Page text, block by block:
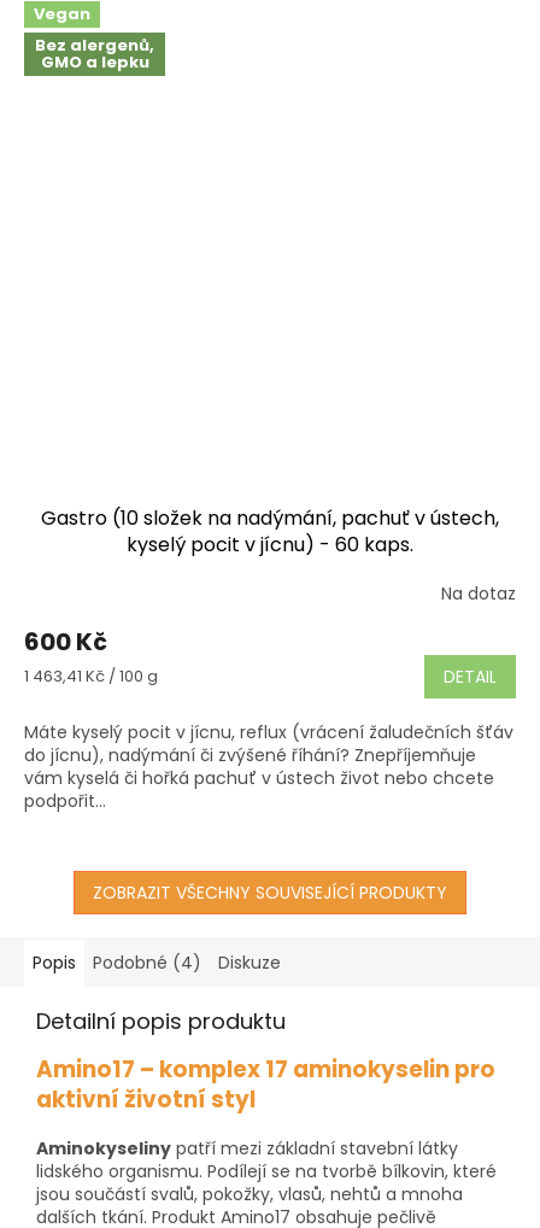
Vegan
Bez alergenů,
GMO a lepku
Gastro (10 složek na nadýmání, pachuť v ústech,
kyselý pocit v jícnu) - 60 kaps.
produktu
je
3,5
5
hvězdiček.
Na dotaz
600 Kč
Měrná
1 463,41 Kč / 100 g DETAIL
Máte kyselý pocit v jícnu, reflux (vrácení žaludečních šťáv
do jícnu), nadýmání či zvýšené říhání? Znepříjemňuje
vám kyselá či hořká pachuť v ústech život nebo chcete
podpořit...
ZOBRAZIT VŠECHNY SOUVISEJÍCÍ PRODUKTY
Popis Podobné (4) Diskuze
Detailní popis produktu
Amino17 – komplex 17 aminokyselin pro
aktivní životní styl
Aminokyseliny patří mezi základní stavební látky
lidského organismu. Podílejí se na tvorbě bílkovin, které
jsou součástí svalů, pokožky, vlasů, nehtů a mnoha
dalších tkání. Produkt Amino17 obsahuje pečlivě